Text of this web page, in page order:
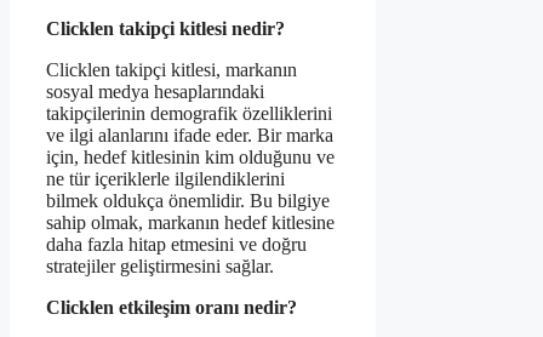
Clicklen takipçi kitlesi nedir?
Clicklen takipçi kitlesi, markanın
sosyal medya hesaplarındaki
takipçilerinin demografik özelliklerini
ve ilgi alanlarını ifade eder. Bir marka
için, hedef kitlesinin kim olduğunu ve
ne tür içeriklerle ilgilendiklerini
bilmek oldukça önemlidir. Bu bilgiye
sahip olmak, markanın hedef kitlesine
daha fazla hitap etmesini ve doğru
stratejiler geliştirmesini sağlar.
Clicklen etkileşim oranı nedir?